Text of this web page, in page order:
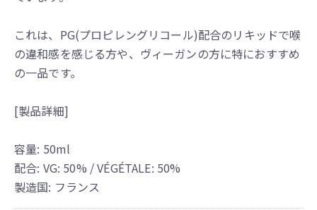
これは、PG(プロピレングリコール)配合のリキッドで喉
の違和感を感じる方や、ヴィーガンの方に特におすすめ
の一品です。
[製品詳細]
容量: 50ml
配合: VG: 50% / VÉGÉTALE: 50%
製造国: フランス